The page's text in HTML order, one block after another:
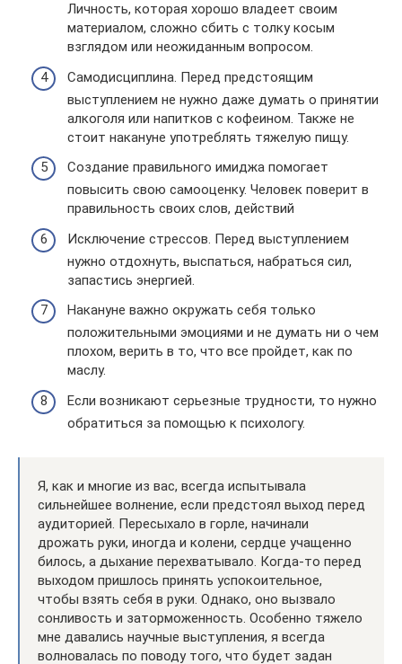
Личность, которая хорошо владеет своим
материалом, сложно сбить с толку косым
взглядом или неожиданным вопросом.
Самодисциплина. Перед предстоящим
выступлением не нужно даже думать о принятии
алкоголя или напитков с кофеином. Также не
стоит накануне употреблять тяжелую пищу.
Создание правильного имиджа помогает
повысить свою самооценку. Человек поверит в
правильность своих слов, действий
Исключение стрессов. Перед выступлением
нужно отдохнуть, выспаться, набраться сил,
запастись энергией.
Накануне важно окружать себя только
положительными эмоциями и не думать ни о чем
плохом, верить в то, что все пройдет, как по
маслу.
Если возникают серьезные трудности, то нужно
обратиться за помощью к психологу.
Я, как и многие из вас, всегда испытывала
сильнейшее волнение, если предстоял выход перед
аудиторией. Пересыхало в горле, начинали
дрожать руки, иногда и колени, сердце учащенно
билось, а дыхание перехватывало. Когда-то перед
выходом пришлось принять успокоительное,
чтобы взять себя в руки. Однако, оно вызвало
сонливость и заторможенность. Особенно тяжело
мне давались научные выступления, я всегда
волновалась по поводу того, что будет задан